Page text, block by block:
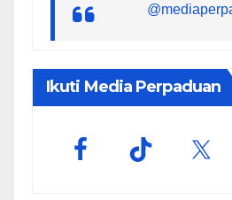
Ikuti Media Perpaduan